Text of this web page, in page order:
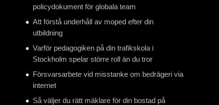
policydokument för globala team
Att förstå underhåll av moped efter din
utbildning
Varför pedagogiken på din trafikskola i
Stockholm spelar större roll än du tror
Försvarsarbete vid misstanke om bedrägeri via
internet
Så väljer du rätt mäklare för din bostad på